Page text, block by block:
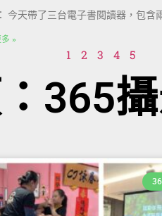
今天帶了三台電子書閱讀器，包含
»
1 2 3 4 5
365